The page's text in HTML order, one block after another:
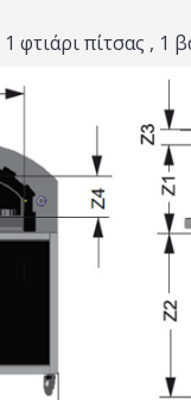
1 φτιάρι πίτσας , 1